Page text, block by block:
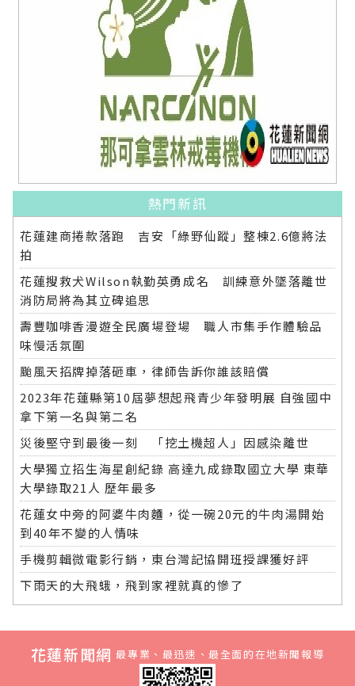
熱門新訊
花蓮建商捲款落跑 吉安「綠野仙蹤」整棟2.6億將法
拍
花蓮搜救犬Wilson執勤英勇成名 訓練意外墜落離世
消防局將為其立碑追思
壽豐咖啡香漫遊全民廣場登場 職人市集手作體驗品
味慢活氛圍
颱風天招牌掉落砸車，律師告訴你誰該賠償
2023年花蓮縣第10屆夢想起飛青少年發明展 自強國中
拿下第一名與第二名
災後堅守到最後一刻 「挖土機超人」因感染離世
大學獨立招生海星創紀錄 高達九成錄取國立大學 東華
大學錄取21人 歷年最多
花蓮女中旁的阿婆牛肉麵，從一碗20元的牛肉湯開始
到40年不變的人情味
手機剪輯微電影行銷，東台灣記協開班授課獲好評
下雨天的大飛蛾，飛到家裡就真的慘了
花蓮新聞網 最專業、最迅速、最全面的在地新聞報導